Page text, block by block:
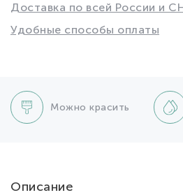
Доставка по всей России и
Удобные способы оплаты
Можно красить
Описание